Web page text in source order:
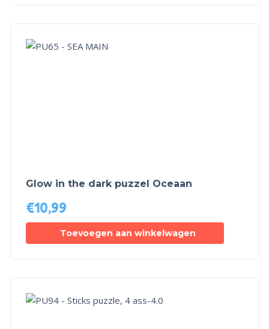
Glow in the dark puzzel Oceaan
€10,99
Toevoegen aan winkelwagen